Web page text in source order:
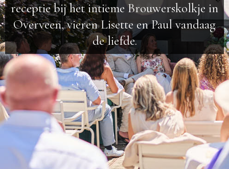
receptie bij het intieme Brouwerskolkje in
Overveen, vieren Lisette en Paul vandaag
de liefde.